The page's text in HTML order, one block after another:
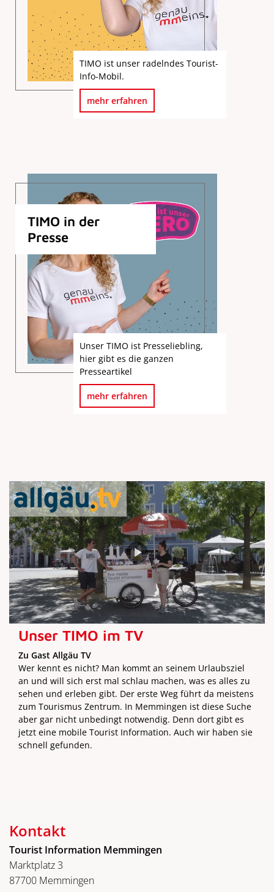
TIMO ist unser radelndes Tourist-
Info-Mobil.
mehr erfahren
TIMO in der
Presse
Unser TIMO ist Presseliebling,
hier gibt es die ganzen
Presseartikel
mehr erfahren
Unser TIMO im TV
Zu Gast Allgäu TV
Wer kennt es nicht? Man kommt an seinem Urlaubsziel
an und will sich erst mal schlau machen, was es alles zu
sehen und erleben gibt. Der erste Weg führt da meistens
zum Tourismus Zentrum. In Memmingen ist diese Suche
aber gar nicht unbedingt notwendig. Denn dort gibt es
jetzt eine mobile Tourist Information. Auch wir haben sie
schnell gefunden.
Kontakt
Tourist Information Memmingen
Marktplatz 3
87700 Memmingen